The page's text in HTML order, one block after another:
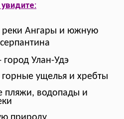
реки Ангары и южную
город Улан-Удэ
горные ущелья и хребты
пляжи, водопады и